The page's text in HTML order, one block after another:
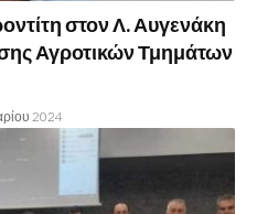
στον Λ. Αυγενάκη
Αγροτικών Τμημάτων
2024